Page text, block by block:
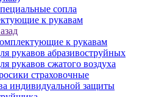
сопла
к рукавам
к рукавам
рукавов абразивоструйных
рукавов сжатого воздуха
страховочные
индивидуальной защиты